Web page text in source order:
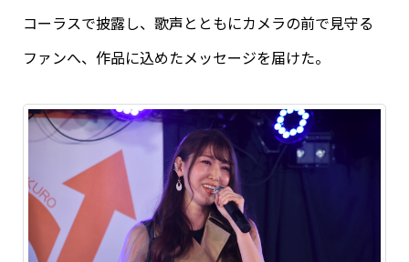
コーラスで披露し、歌声とともにカメラの前で見守る
ファンへ、作品に込めたメッセージを届けた。